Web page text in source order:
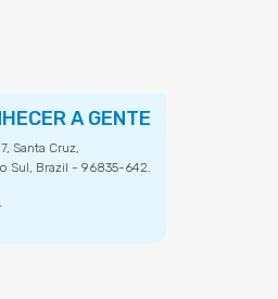
A GENTE
Santa Cruz,
Sul, Brazil - 96835-642.